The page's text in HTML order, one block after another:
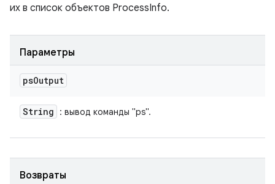
их в список объектов ProcessInfo.
Параметры
psOutput
String : вывод команды "ps".
Возвраты